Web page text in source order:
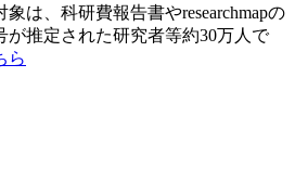
は、科研費報告書やresearchmapの
が推定された研究者等約30万人で
ら